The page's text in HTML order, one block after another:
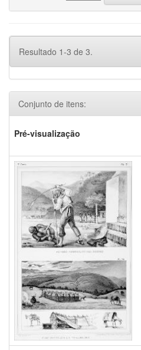
Resultado 1-3 de 3.
Conjunto de itens:
Pré-visualização